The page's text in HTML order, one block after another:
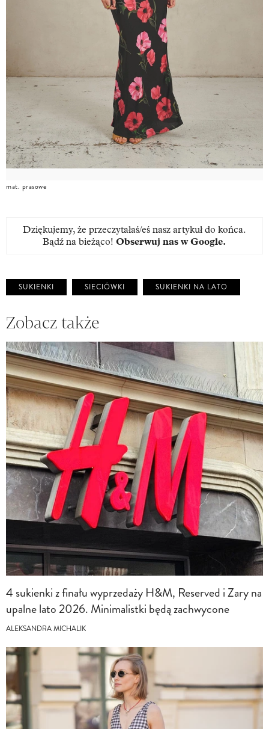
mat. prasowe
Dziękujemy, że przeczytałaś/eś nasz artykuł do końca.
Bądź na bieżąco! Obserwuj nas w Google.
SUKIENKI SIECIÓWKI SUKIENKI NA LATO
Zobacz także
4 sukienki z finału wyprzedaży H&M, Reserved i Zary na
upalne lato 2026. Minimalistki będą zachwycone
ALEKSANDRA MICHALIK